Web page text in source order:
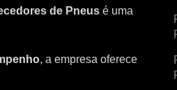
de Pneus é uma
, a empresa oferece